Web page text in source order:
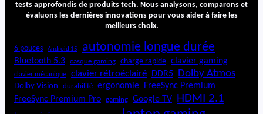
tests approfondis de produits tech. Nous analysons, comparons et
évaluons les dernières innovations pour vous aider à faire les
meilleurs choix.
6 pouces Android 15 autonomie longue durée
Bluetooth 5.3 casque gaming charge rapide clavier gaming
clavier mécanique clavier rétroéclairé DDR5 Dolby Atmos
Dolby Vision durabilité ergonomie FreeSync Premium
FreeSync Premium Pro
gaming Google TV HDMI 2.1